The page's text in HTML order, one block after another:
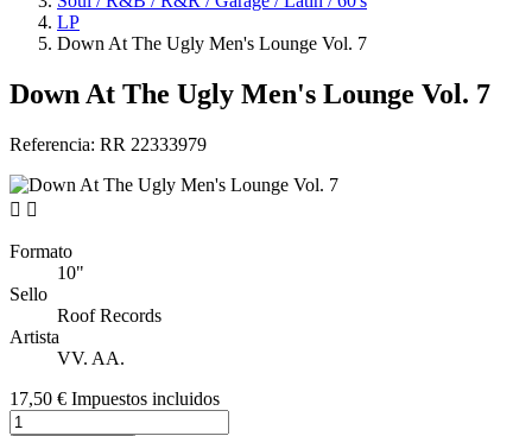
LP
Down At The Ugly Men's Lounge Vol. 7
Down At The Ugly Men's Lounge Vol. 7
Referencia: RR 22333979
 
Formato
10"
Sello
Roof Records
Artista
VV. AA.
17,50 € Impuestos incluidos